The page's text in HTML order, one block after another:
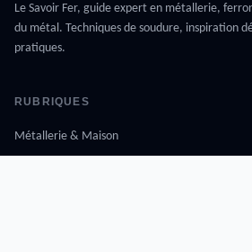
Le Savoir Fer, guide expert en métallerie,
du métal. Techniques de soudure, inspiration
pratiques.
RUBRIQUES
Métallerie & Maison